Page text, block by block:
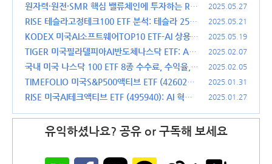
원자력·원전·SMR 핵심 밸류체인에 투자하는 RIS
E 글로벌원자력 ETF 분석 (442320)
(2)
2025.05.27
RISE 테슬라고정테크100 ETF 분석: 테슬라 25%
고정 투자, 미국 기술주의 미래를 담다 (0047P0)
(4)
2025.05.21
KODEX 미국AI소프트웨어TOP10 ETF-AI 상용화
시대의 중심에서 소프트웨어에 투자하다
(3)
2025.05.19
TIGER 미국필라델피아AI반도체나스닥 ETF: AS
OX 추종 AI반도체 ETF (497570)
(0)
2025.02.07
국내 미국 나스닥 100 ETF 8종 수수료, 수익율,
분배금 등 비교 분석
(0)
2025.02.05
TIMEFOLIO 미국S&P500액티브 ETF (426020):
액티브 ETF와 패시브 ETF의 차이와 투자 가치
2025.01.31
RISE 미국AI테크액티브 ETF (495940): AI 혁명
2025.01.27
유익하셨나요? 공유 or 구독해 보세요